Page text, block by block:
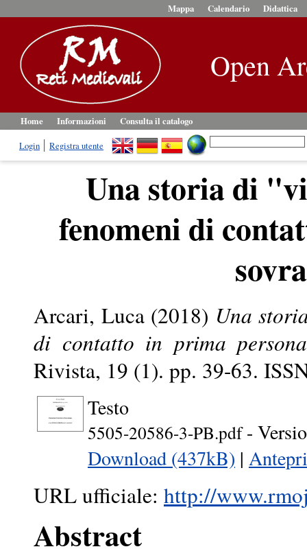
Mappa Calendario Didattica
Open
Home Informazioni
Consulta il catalogo
Login
Registra utente
Una storia di
fenomeni di
Arcari, Luca(2018) Una
di contatto in prima
Rivista, 19 (1). pp. 39-63.
Testo
5505-20586-3-PB.pdf-
Download (437kB) |
URL ufficiale: http://
Abstract